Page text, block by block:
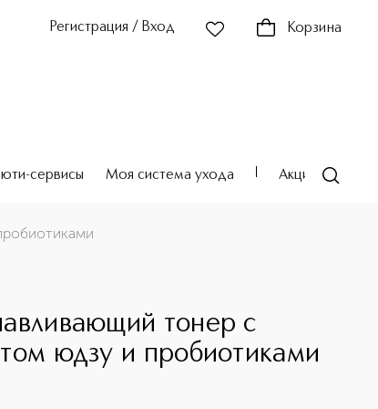
Регистрация / Вход Корзина
сервисы Моя система ухода Акции
тонер с
юдзу и пробиотиками